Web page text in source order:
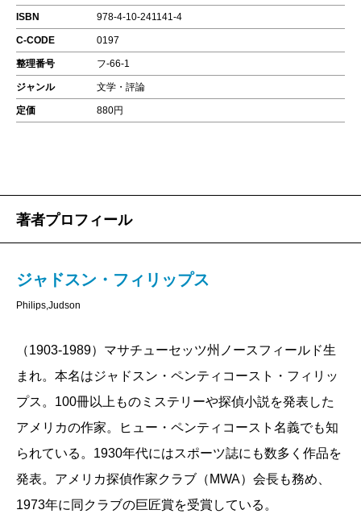
ISBN 978-4-10-241141-4
C-CODE 0197
整理番号 フ-66-1
ジャンル 文学・評論
定価 880円
著者プロフィール
ジャドスン・フィリップス
Philips,Judson
（1903-1989）マサチューセッツ州ノースフィールド生
まれ。本名はジャドスン・ペンティコースト・フィリッ
プス。100冊以上ものミステリーや探偵小説を発表した
アメリカの作家。ヒュー・ペンティコースト名義でも知
られている。1930年代にはスポーツ誌にも数多く作品を
発表。アメリカ探偵作家クラブ（MWA）会長も務め、
1973年に同クラブの巨匠賞を受賞している。